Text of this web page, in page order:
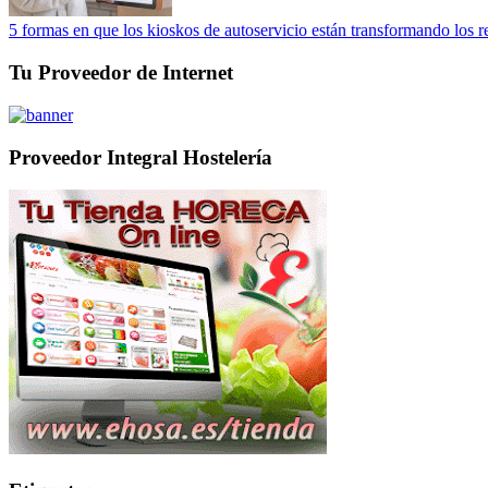
5 formas en que los kioskos de autoservicio están transformando los
Tu Proveedor de Internet
Proveedor Integral Hostelería